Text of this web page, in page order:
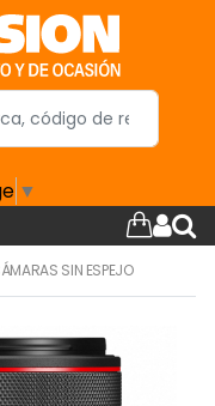
▼
SIN ESPEJO